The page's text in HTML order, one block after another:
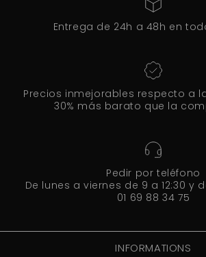
Entrega de 24h a 48h en
Precios inmejorables respecto a
30% más barato que la
Pedir por teléfono
De lunes a viernes de 9 a 12:30 y
01 69 88 34 75
INFORMATIONS